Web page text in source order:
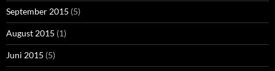
September 2015 (5)
August 2015 (1)
Juni 2015 (5)